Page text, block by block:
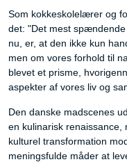
Som kokkeskolelærer og
det: "Det mest
nu, er, at den ikke kun
men om vores forhold til
blevet et prisme,
aspekter af vores liv og
Den danske madscenes
en kulinarisk
kulturel transformation
meningsfulde måder at